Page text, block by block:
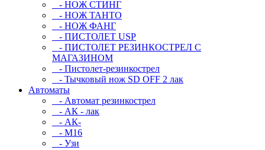
- НОЖ СТИНГ
- НОЖ ТАНТО
- НОЖ ФАНГ
- ПИСТОЛЕТ USP
- ПИСТОЛЕТ РЕЗИНКОСТРЕЛ С
МАГАЗИНОМ
- Пистолет-резинкострел
- Тычковый нож SD OFF 2 лак
Автоматы
- Автомат резинкострел
- АК - лак
- АК-
- М16
- Узи